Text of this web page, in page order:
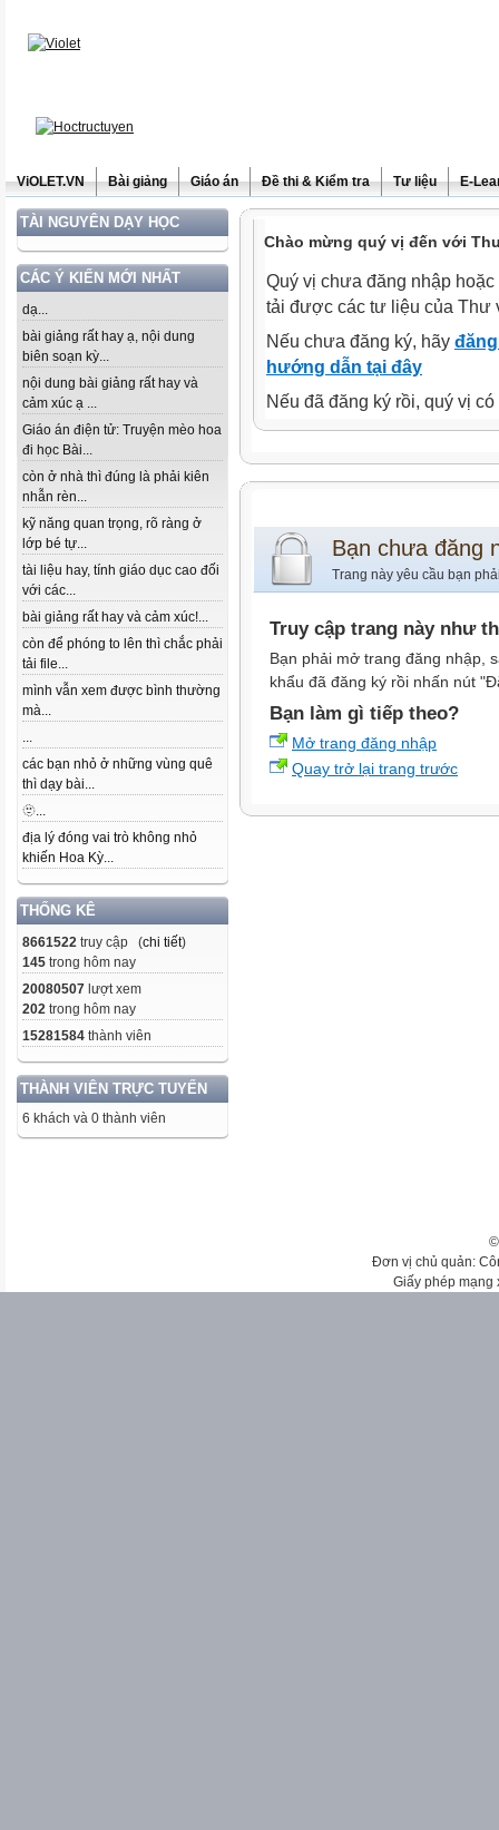
ViOLET.VN Bài giảng Giáo án Đề thi & Kiểm tra Tư liệu E-
TÀI NGUYÊN DẠY HỌC
CÁC Ý KIẾN MỚI NHẤT
dạ...
bài giảng rất hay ạ, nội dung
biên soạn kỳ...
nội dung bài giảng rất hay và
cảm xúc ạ ...
Giáo án điện tử: Truyện mèo hoa
đi học Bài...
còn ở nhà thì đúng là phải kiên
nhẫn rèn...
kỹ năng quan trọng, rõ ràng ở
lớp bé tự...
tài liệu hay, tính giáo dục cao đối
với các...
bài giảng rất hay và cảm xúc!...
còn để phóng to lên thì chắc phải
tải file...
mình vẫn xem được bình thường
mà...
...
các bạn nhỏ ở những vùng quê
thì dạy bài...
🫥...
địa lý đóng vai trò không nhỏ
khiến Hoa Kỳ...
THỐNG KÊ
8661522 truy cập (chi tiết)
145 trong hôm nay
20080507 lượt xem
202 trong hôm nay
15281584 thành viên
THÀNH VIÊN TRỰC TUYẾN
6 khách và 0 thành viên
Chào mừng quý vị đến với
Quý vị chưa đăng nhập
tải được các tư liệu của Thư
Nếu chưa đăng ký, hãy
hướng dẫn tại đây
Nếu đã đăng ký rồi, quý vị
Bạn chưa đăng
Trang này yêu cầu bạn
Truy cập trang này như
Bạn phải mở trang đăng nhập,
khẩu đã đăng ký rồi nhấn nút
Bạn làm gì tiếp theo?
Mở trang đăng nhập
Quay trở lại trang trước
Đơn vị chủ quản:
Giấy phép mạng